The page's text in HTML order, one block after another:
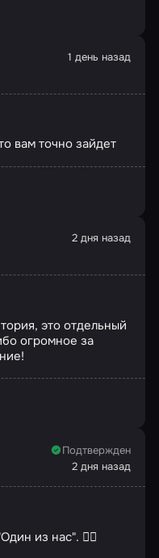
1 день назад
вам точно зайдет
2 дня назад
это отдельный
огромное за
Подтвержден
2 дня назад
из нас". 🧟‍♂️